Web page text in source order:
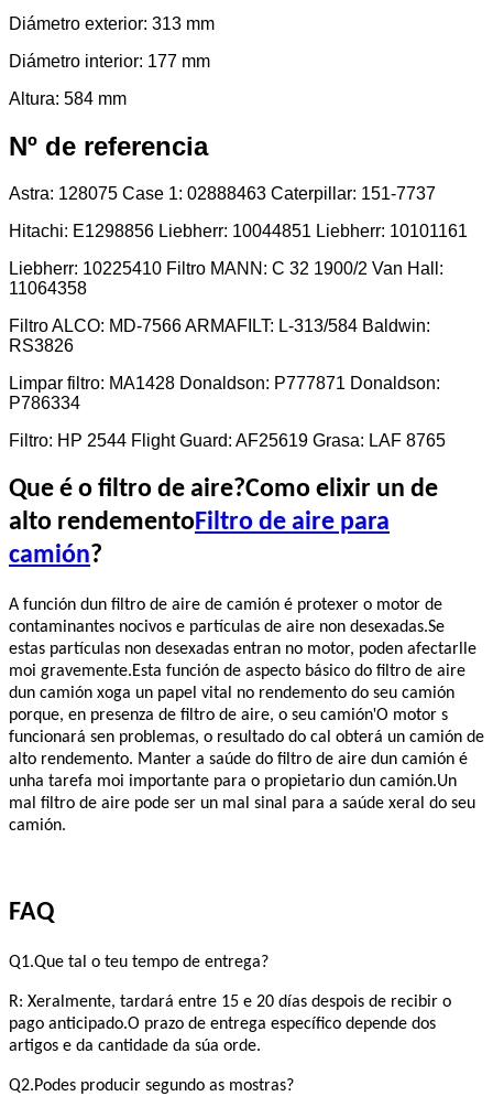
Diámetro exterior: 313 mm
Diámetro interior: 177 mm
Altura: 584 mm
Nº de referencia
Astra: 128075 Case 1: 02888463 Caterpillar: 151-7737
Hitachi: E1298856 Liebherr: 10044851 Liebherr: 10101161
Liebherr: 10225410 Filtro MANN: C 32 1900/2 Van Hall:
11064358
Filtro ALCO: MD-7566 ARMAFILT: L-313/584 Baldwin:
RS3826
Limpar filtro: MA1428 Donaldson: P777871 Donaldson:
P786334
Filtro: HP 2544 Flight Guard: AF25619 Grasa: LAF 8765
Que é o filtro de aire?Como elixir un de
alto rendementoFiltro de aire para
camión?
A función dun filtro de aire de camión é protexer o motor de
contaminantes nocivos e partículas de aire non desexadas.Se
estas partículas non desexadas entran no motor, poden afectarlle
moi gravemente.Esta función de aspecto básico do filtro de aire
dun camión xoga un papel vital no rendemento do seu camión
porque, en presenza de filtro de aire, o seu camión'O motor s
funcionará sen problemas, o resultado do cal obterá un camión de
alto rendemento. Manter a saúde do filtro de aire dun camión é
unha tarefa moi importante para o propietario dun camión.Un
mal filtro de aire pode ser un mal sinal para a saúde xeral do seu
camión.
FAQ
Q1.Que tal o teu tempo de entrega?
R: Xeralmente, tardará entre 15 e 20 días despois de recibir o
pago anticipado.O prazo de entrega específico depende dos
artigos e da cantidade da súa orde.
Q2.Podes producir segundo as mostras?